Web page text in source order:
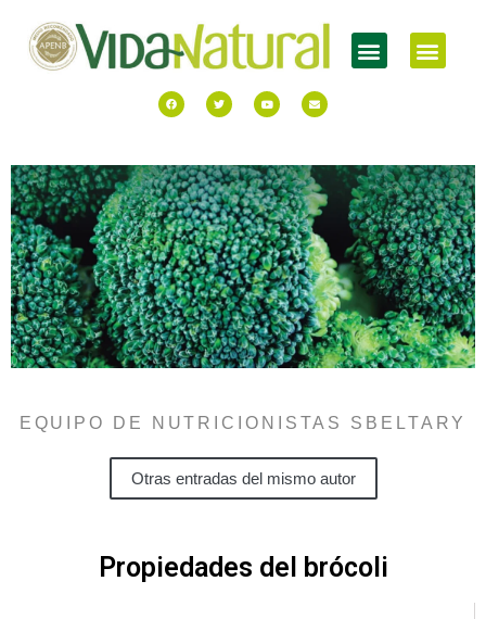
EQUIPO DE NUTRICIONISTAS SBELTARY
Otras entradas del mismo autor
Propiedades del brócoli